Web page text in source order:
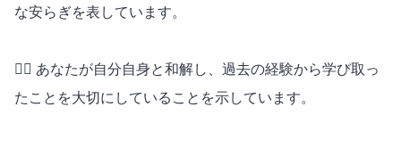
な安らぎを表しています。
🧘‍♀️ あなたが自分自身と和解し、過去の経験から学び取っ
たことを大切にしていることを示しています。